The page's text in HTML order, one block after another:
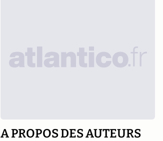
A PROPOS DES AUTEURS